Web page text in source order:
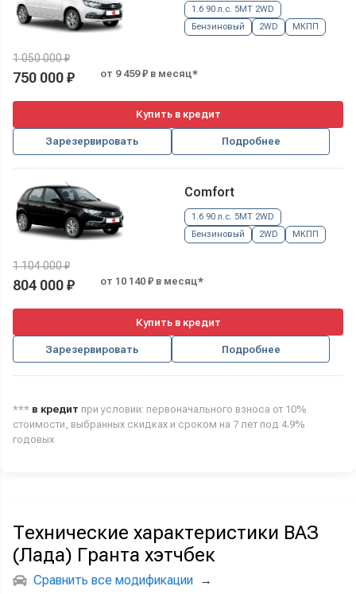
1.6 90 л.с. 5MT 2WD
Бензиновый
2WD МКПП
1 050 000 ₽
750 000 ₽ от 9 459 ₽ в месяц*
Купить в кредит
Зарезервировать Подробнее
Comfort
1.6 90 л.с. 5MT 2WD
Бензиновый
2WD МКПП
1 104 000 ₽
804 000 ₽ от 10 140 ₽ в месяц*
Купить в кредит
Зарезервировать Подробнее
*** в кредит при условии: первоначального взноса от 10%
стоимости, выбранных скидках и сроком на 7 лет под 4.9%
годовых
Технические характеристики ВАЗ
(Лада) Гранта хэтчбек
Сравнить все модификации →